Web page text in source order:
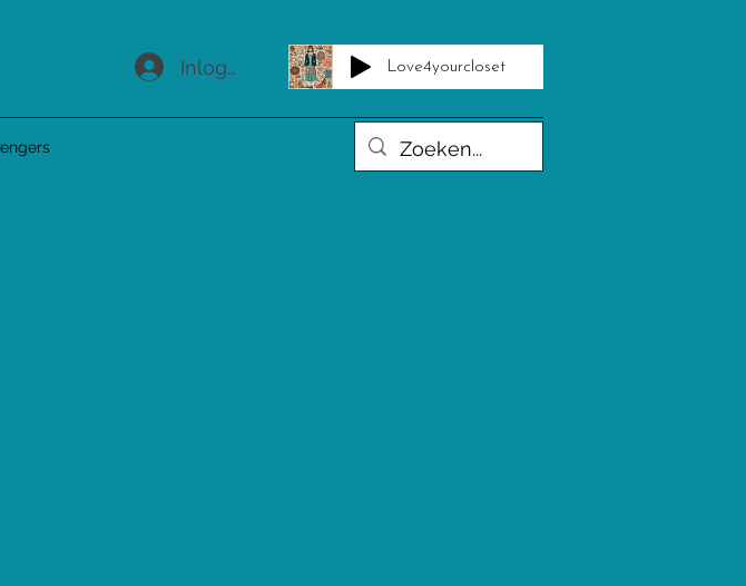
Inloggen Love4yourcloset